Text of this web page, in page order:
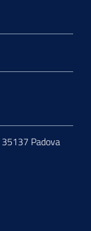
Padova